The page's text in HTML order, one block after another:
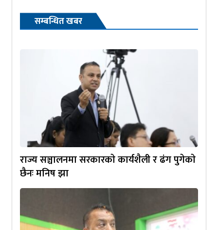
सम्बन्धित खबर
राज्य सञ्चालनमा सरकारकाे कार्यशैली र ढंग पुगेकाे
छैनः मनिष झा